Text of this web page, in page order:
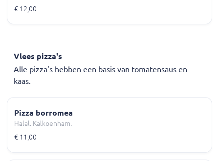
€ 12,00
Vlees pizza's
Alle pizza's hebben een basis van tomatensaus en
kaas.
Pizza borromea
Halal. Kalkoenham.
€ 11,00